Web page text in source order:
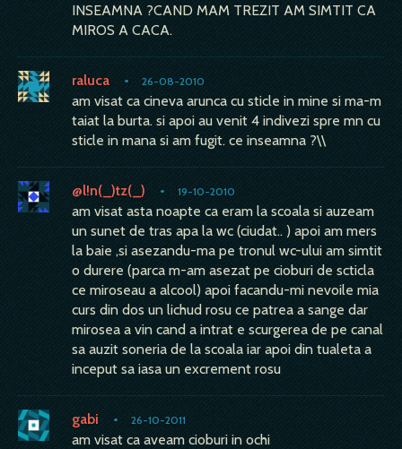
INSEAMNA ?CAND MAM TREZIT AM SIMTIT CA
MIROS A CACA.
raluca • 26-08-2010
am visat ca cineva arunca cu sticle in mine si ma-m
taiat la burta. si apoi au venit 4 indivezi spre mn cu
sticle in mana si am fugit. ce inseamna ?\\
@l!n(_)tz(_) • 19-10-2010
am visat asta noapte ca eram la scoala si auzeam
un sunet de tras apa la wc (ciudat.. ) apoi am mers
la baie ,si asezandu-ma pe tronul wc-ului am simtit
o durere (parca m-am asezat pe cioburi de scticla
ce miroseau a alcool) apoi facandu-mi nevoile mia
curs din dos un lichud rosu ce patrea a sange dar
mirosea a vin cand a intrat e scurgerea de pe canal
sa auzit soneria de la scoala iar apoi din tualeta a
inceput sa iasa un excrement rosu
gabi • 26-10-2011
am visat ca aveam cioburi in ochi